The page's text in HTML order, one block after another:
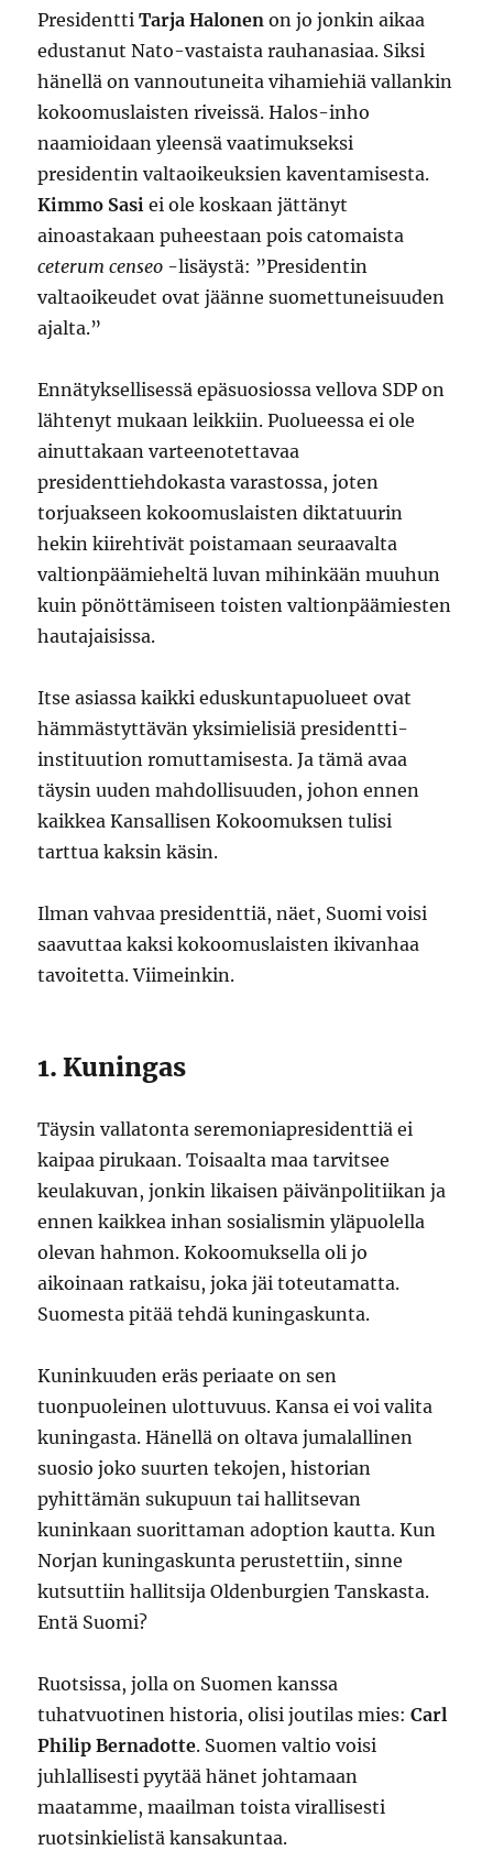
PresidenttiTarja Halonenon jo jonkin aikaa
edustanut Nato-vastaista rauhanasiaa. Siksi
hänellä on vannoutuneita vihamiehiä vallankin
kokoomuslaisten riveissä. Halos-inho
naamioidaan yleensä vaatimukseksi
presidentin valtaoikeuksien kaventamisesta.
Kimmo Sasi ei ole koskaan jättänyt
ainoastakaan puheestaan pois catomaista
ceterum censeo -lisäystä: ”Presidentin
valtaoikeudet ovat jäänne suomettuneisuuden
ajalta.”
Ennätyksellisessä epäsuosiossa vellova SDP on
lähtenyt mukaan leikkiin. Puolueessa ei ole
ainuttakaan varteenotettavaa
presidenttiehdokasta varastossa, joten
torjuakseen kokoomuslaisten diktatuurin
hekin kiirehtivät poistamaan seuraavalta
valtionpäämieheltä luvan mihinkään muuhun
kuin pönöttämiseen toisten valtionpäämiesten
hautajaisissa.
Itse asiassa kaikki eduskuntapuolueet ovat
hämmästyttävän yksimielisiä presidentti-
instituution romuttamisesta. Ja tämä avaa
täysin uuden mahdollisuuden, johon ennen
kaikkea Kansallisen Kokoomuksen tulisi
tarttua kaksin käsin.
Ilman vahvaa presidenttiä, näet, Suomi voisi
saavuttaa kaksi kokoomuslaisten ikivanhaa
tavoitetta. Viimeinkin.
1. Kuningas
Täysin vallatonta seremoniapresidenttiä ei
kaipaa pirukaan. Toisaalta maa tarvitsee
keulakuvan, jonkin likaisen päivänpolitiikan ja
ennen kaikkea inhan sosialismin yläpuolella
olevan hahmon. Kokoomuksella oli jo
aikoinaan ratkaisu, joka jäi toteutamatta.
Suomesta pitää tehdä kuningaskunta.
Kuninkuuden eräs periaate on sen
tuonpuoleinen ulottuvuus. Kansa ei voi valita
kuningasta. Hänellä on oltava jumalallinen
suosio joko suurten tekojen, historian
pyhittämän sukupuun tai hallitsevan
kuninkaan suorittaman adoption kautta. Kun
Norjan kuningaskunta perustettiin, sinne
kutsuttiin hallitsija Oldenburgien Tanskasta.
Entä Suomi?
Ruotsissa, jolla on Suomen kanssa
tuhatvuotinen historia, olisi joutilas mies:Carl
Philip Bernadotte. Suomen valtio voisi
juhlallisesti pyytää hänet johtamaan
maatamme, maailman toista virallisesti
ruotsinkielistä kansakuntaa.